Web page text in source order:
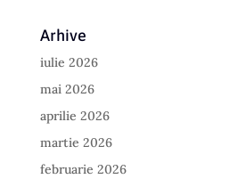
Arhive
iulie 2026
mai 2026
aprilie 2026
martie 2026
februarie 2026